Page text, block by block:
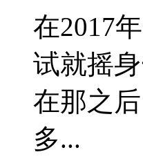
在2017
试就摇
在那之
多...